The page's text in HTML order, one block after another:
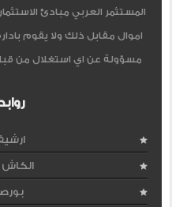
المستثمر العربي مبادئ
اموال مقابل ذلك ولا يقوم
مسؤولة عن اي استغلال من